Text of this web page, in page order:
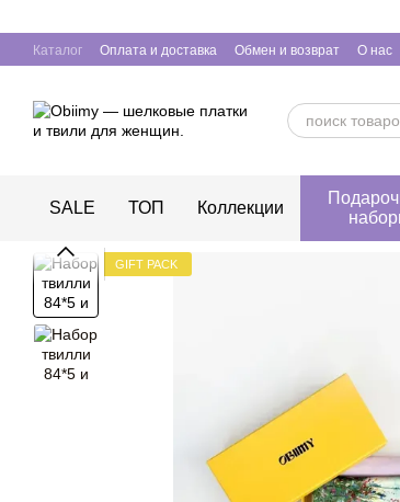
Каталог Оплата и доставка Обмен и возврат О нас
SALE ТОП Коллекции
GIFT PACK